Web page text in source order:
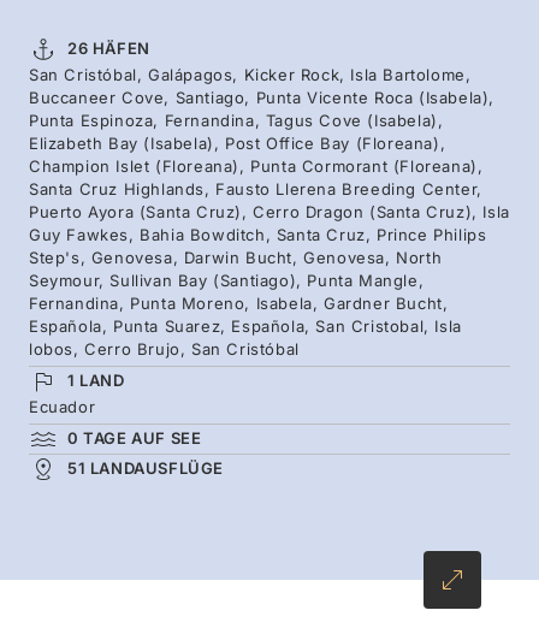
der außergewöhnlichen Albatroskolonie
Españolas. Keine andere Region verdeutlicht
besser, dass die dort lebenden Tiere nie gelernt
haben, Menschen zu fürchten, als das
Hochland von Santa Cruz mit seinen
Riesenschildkröten. Erleben Sie das alles,
indem Sie unsere beiden Galapagos-
Reiserouten zu einer einzigen, nahtlosen
Kreuzfahrt kombinieren.
26 HÄFEN
San Cristóbal, Galápagos, Kicker Rock, Isla Bartolome,
Buccaneer Cove, Santiago, Punta Vicente Roca (Isabela),
Punta Espinoza, Fernandina, Tagus Cove (Isabela),
Elizabeth Bay (Isabela), Post Office Bay (Floreana),
Champion Islet (Floreana), Punta Cormorant (Floreana),
Santa Cruz Highlands, Fausto Llerena Breeding Center,
Puerto Ayora (Santa Cruz), Cerro Dragon (Santa Cruz), Isla
Guy Fawkes, Bahia Bowditch, Santa Cruz, Prince Philips
Step's, Genovesa, Darwin Bucht, Genovesa, North
Seymour, Sullivan Bay (Santiago), Punta Mangle,
Fernandina, Punta Moreno, Isabela, Gardner Bucht,
Española, Punta Suarez, Española, San Cristobal, Isla
lobos, Cerro Brujo, San Cristóbal
1 LAND
Ecuador
0 TAGE AUF SEE
51 LANDAUSFLÜGE